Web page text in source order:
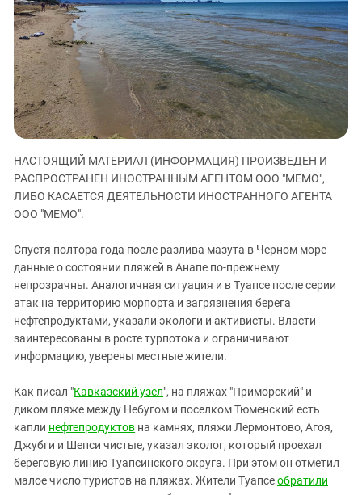
ЗАСТАВЛЯЕТ
КАВКАЗ ЗА ПАЛЕСТИНУ
ИНАКОМЫСЛИЕ В ЧЕЧНЕ
ПРЕСЛЕДОВАНИЕ АКТИВИСТОВ
МОБИЛИЗАЦИЯ И ПРОТЕСТЫ
Дагестан
Ингушетия
Кабардино-Балкария
Калмыкия
Карачаево-Черкесия
Краснодарский край
Нагорный Карабах
Ростовская область
СКФО
Ставропольский край
Чечня
Южная Осетия
Южный Кавказ
ЮФО
НАСТОЯЩИЙ МАТЕРИАЛ (ИНФОРМАЦИЯ) ПРОИЗВЕДЕН И
РАСПРОСТРАНЕН ИНОСТРАННЫМ АГЕНТОМ ООО "МЕМО",
ЛИБО КАСАЕТСЯ ДЕЯТЕЛЬНОСТИ ИНОСТРАННОГО АГЕНТА
ООО "МЕМО".
Спустя полтора года после разлива мазута в Черном море
данные о состоянии пляжей в Анапе по-прежнему
непрозрачны. Аналогичная ситуация и в Туапсе после серии
атак на территорию морпорта и загрязнения берега
нефтепродуктами, указали экологи и активисты. Власти
заинтересованы в росте турпотока и ограничивают
информацию, уверены местные жители.
Как писал "Кавказский узел", на пляжах "Приморский" и
диком пляже между Небугом и поселком Тюменский есть
капли нефтепродуктов на камнях, пляжи Лермонтово, Агоя,
Джубги и Шепси чистые, указал эколог, который проехал
береговую линию Туапсинского округа. При этом он отметил
малое число туристов на пляжах. Жители Туапсеобратили